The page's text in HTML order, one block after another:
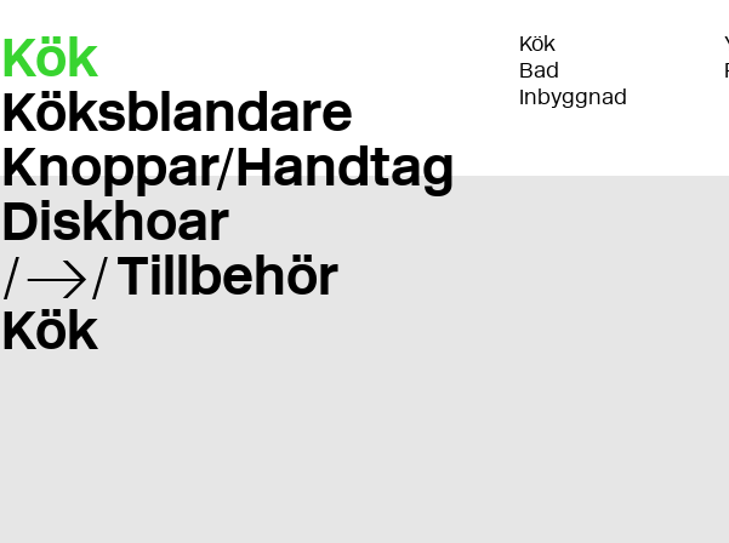
Kök
Köksblandare
Knoppar/Handtag
Diskhoar
Tillbehör
Kök
Kök
Bad
Inbyggnad